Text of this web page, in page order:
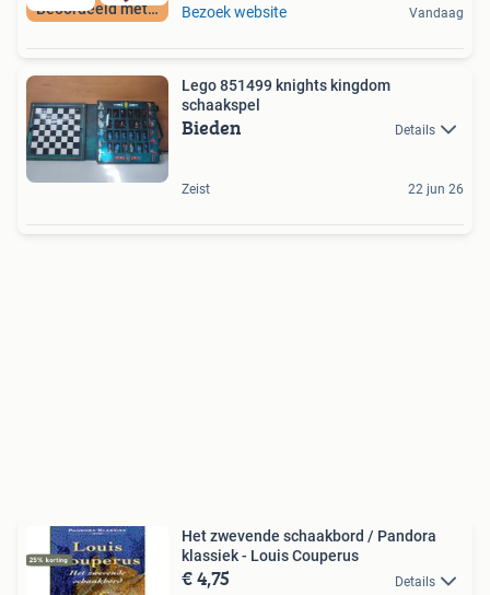
Beoordeeld met 9+ Bezoek website Vandaag
Lego 851499 knights kingdom
schaakspel
Bieden Details
Zeist 22 jun 26
Het zwevende schaakbord / Pandora
klassiek - Louis Couperus
€ 4,75 Details